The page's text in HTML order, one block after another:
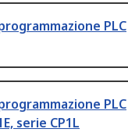
PLC
PLC
serie CP1L